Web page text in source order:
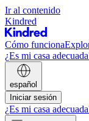
Ir al contenido
Kindred
Cómo funciona
¿Es mi casa
español
Iniciar sesión
¿Es mi casa